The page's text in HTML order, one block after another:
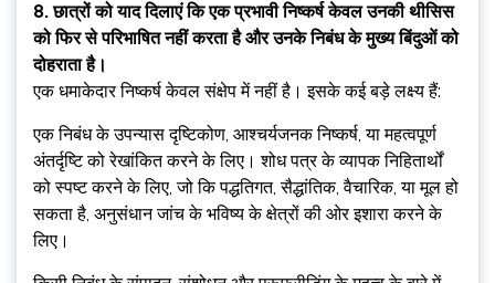
8. छात्रों को याद दिलाएं कि एक प्रभावी निष्कर्ष केवल उनकी थीसिस
को फिर से परिभाषित नहीं करता है और उनके निबंध के मुख्य बिंदुओं को
दोहराता है।
एक धमाकेदार निष्कर्ष केवल संक्षेप में नहीं है। इसके कई बड़े लक्ष्य हैं:
एक निबंध के उपन्यास दृष्टिकोण, आश्चर्यजनक निष्कर्ष, या महत्वपूर्ण
अंतर्दृष्टि को रेखांकित करने के लिए। शोध पत्र के व्यापक निहितार्थों
को स्पष्ट करने के लिए, जो कि पद्धतिगत, सैद्धांतिक, वैचारिक, या मूल हो
सकता है, अनुसंधान जांच के भविष्य के क्षेत्रों की ओर इशारा करने के
लिए।